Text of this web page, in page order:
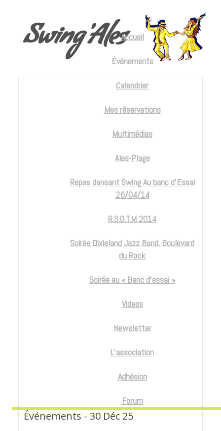
Swing'AlesAccueil
Événements
Calendrier
Mes réservations
Multimédias
Ales-Plage
Repas dansant Swing Au banc d’Essai
26/04/14
R.S.O.T.M 2014
Soirée Dixieland Jazz Band. Boulevard
du Rock
Soirée au « Banc d’essai »
Videos
Newsletter
L’association
Adhésion
Forum
Événements - 30 Déc 25